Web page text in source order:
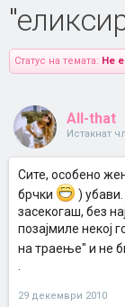
Статус на темата: Не
All-that
Истакнат
Сите, особено
брчки
)
засекогаш, без
позајмиле некој
на траење" и не
29 декември 2010